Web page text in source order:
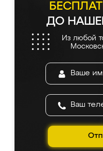
ДО
Из любой